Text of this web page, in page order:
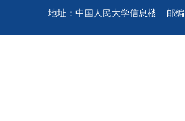
地址：中国人民大学信息楼 邮编